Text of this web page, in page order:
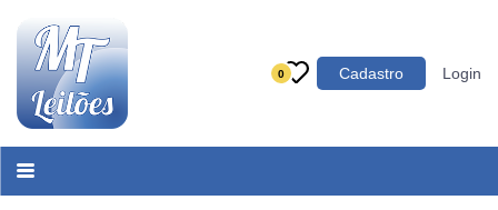
0 Cadastro Login
Categoria
Acessórios para Veículos